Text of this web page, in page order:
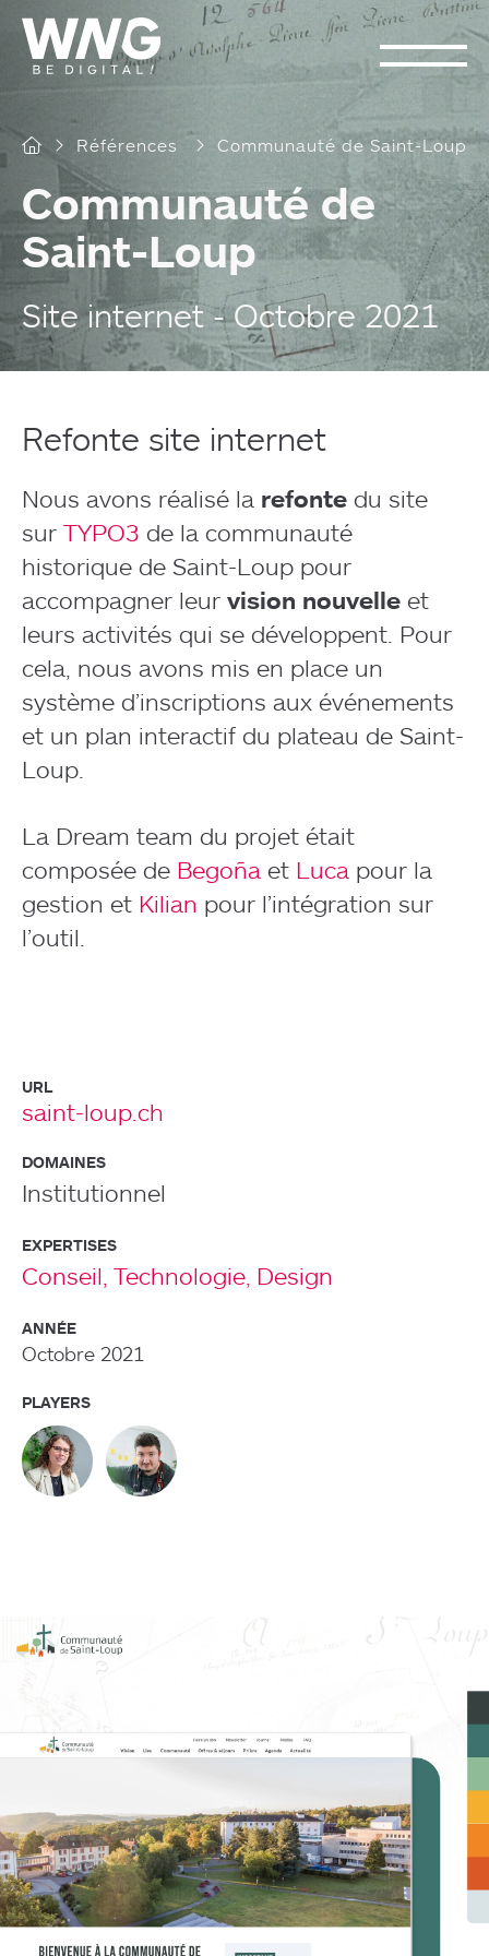
Références Communauté de Saint-Loup
Communauté de
Saint-Loup
Site internet - Octobre 2021
Refonte site internet
Nous avons réalisé la refonte du site
sur TYPO3 de la communauté
historique de Saint-Loup pour
accompagner leur vision nouvelle et
leurs activités qui se développent. Pour
cela, nous avons mis en place un
système d’inscriptions aux événements
et un plan interactif du plateau de Saint-
Loup.
La Dream team du projet était
composée de Begoña et Luca pour la
gestion et Kilian pour l’intégration sur
l’outil.
URL
saint-loup.ch
DOMAINES
Institutionnel
EXPERTISES
Conseil, Technologie, Design
ANNÉE
Octobre 2021
PLAYERS
Cookies management panel